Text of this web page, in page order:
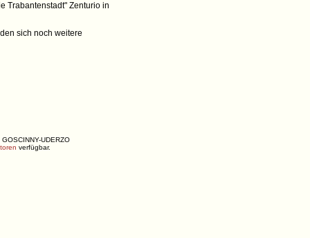
Trabantenstadt" Zenturio in
sich noch weitere
UDERZO
verfügbar.